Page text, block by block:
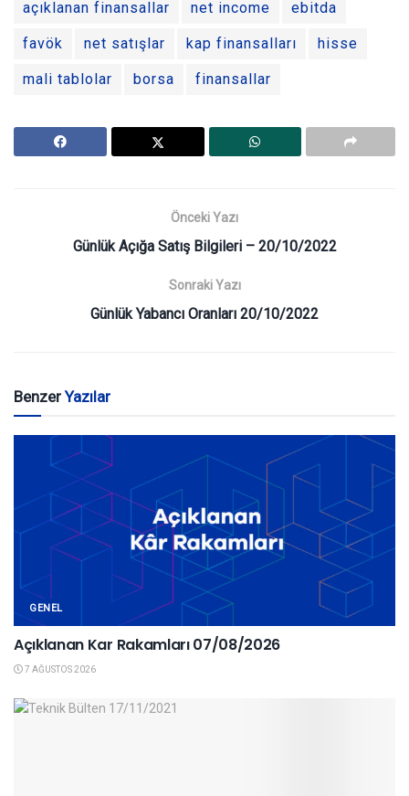
açıklanan finansallar net income ebitda
favök net satışlar kap finansalları hisse
mali tablolar borsa finansallar
Önceki Yazı
Günlük Açığa Satış Bilgileri – 20/10/2022
Sonraki Yazı
Günlük Yabancı Oranları 20/10/2022
BenzerYazılar
GENEL
Açıklanan Kar Rakamları 07/08/2026
7 AĞUSTOS 2026